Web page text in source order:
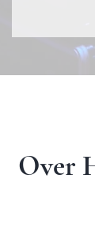
Over